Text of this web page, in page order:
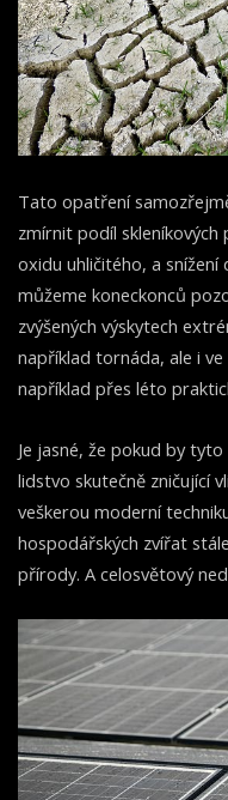
Tato opatření
zmírnit podíl
oxidu uhličitého, a
můžeme koneckonců
zvýšených výskytech
například tornáda, ale i
například přes léto
Je jasné, že pokud by
lidstvo skutečně zničující
veškerou moderní
hospodářských zvířat
přírody. A celosvětový